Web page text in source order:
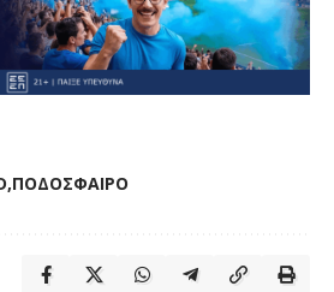
ΠΟΔΟΣΦΑΙΡΟ